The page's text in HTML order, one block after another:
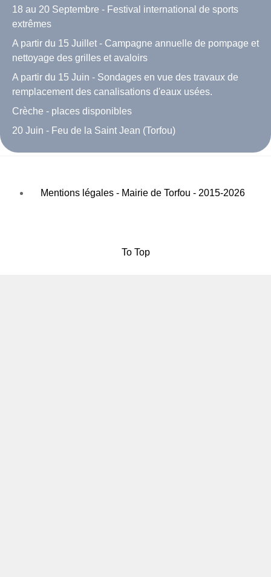
18 au 20 Septembre - Festival international de sports
extrêmes
A partir du 15 Juillet - Campagne annuelle de pompage et
nettoyage des grilles et avaloirs
A partir du 15 Juin - Sondages en vue des travaux de
remplacement des canalisations d'eaux usées.
Crèche - places disponibles
20 Juin - Feu de la Saint Jean (Torfou)
Mentions légales - Mairie de Torfou - 2015-2026
To Top